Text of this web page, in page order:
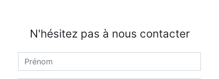
N'hésitez pas à nous contacter